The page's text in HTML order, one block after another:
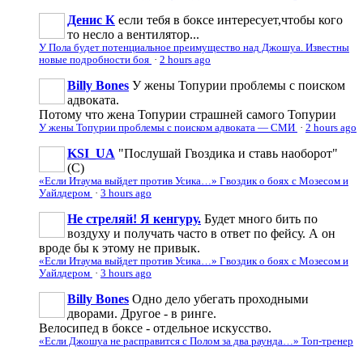
Денис К если тебя в боксе интересует,чтобы кого
то несло а вентилятор...
У Пола будет потенциальное преимущество над Джошуа. Известны
новые подробности боя · 2 hours ago
Billy Bones У жены Топурии проблемы с поиском
адвоката.
Потому что жена Топурии страшней самого Топурии
У жены Топурии проблемы с поиском адвоката — СМИ · 2 hours ago
KSI_UA "Послушай Гвоздика и ставь наоборот"
(С)
«Если Итаума выйдет против Усика…» Гвоздик о боях с Мозесом и
Уайлдером · 3 hours ago
Не стреляй! Я кенгуру. Будет много бить по
воздуху и получать часто в ответ по фейсу. А он
вроде бы к этому не привык.
«Если Итаума выйдет против Усика…» Гвоздик о боях с Мозесом и
Уайлдером · 3 hours ago
Billy Bones Одно дело убегать проходными
дворами. Другое - в ринге.
Велосипед в боксе - отдельное искусство.
«Если Джошуа не расправится с Полом за два раунда…» Топ-тренер